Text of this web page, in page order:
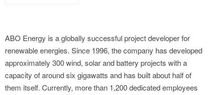
ABO Energy is a globally successful project developer for
renewable energies. Since 1996, the company has developed
approximately 300 wind, solar and battery projects with a
capacity of around six gigawatts and has built about half of
them itself. Currently, more than 1,200 dedicated employees